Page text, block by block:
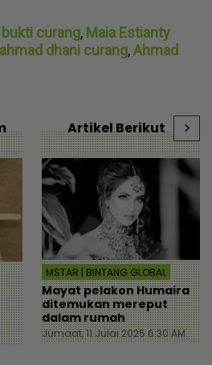
curang, Maia Estianty
dhani curang,Ahmad
Artikel Berikut
MSTAR | BINTANG GLOBAL
Mayat pelakon Humaira
ditemukan mereput
dalam rumah
Jumaat, 11 Julai 2025 6:30 AM